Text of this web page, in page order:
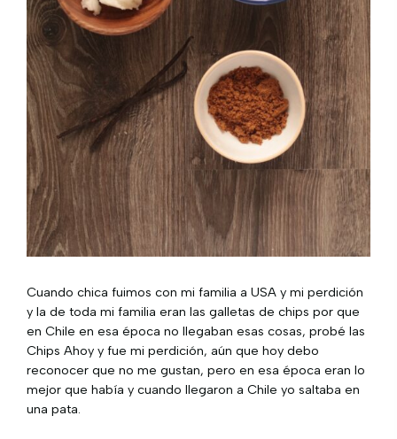
Cuando chica fuimos con mi familia a USA y mi perdición
y la de toda mi familia eran las galletas de chips por que
en Chile en esa época no llegaban esas cosas, probé las
Chips Ahoy y fue mi perdición, aún que hoy debo
reconocer que no me gustan, pero en esa época eran lo
mejor que había y cuando llegaron a Chile yo saltaba en
una pata.